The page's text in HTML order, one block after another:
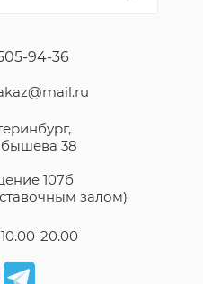
94-36
38
107б
залом)
20.00